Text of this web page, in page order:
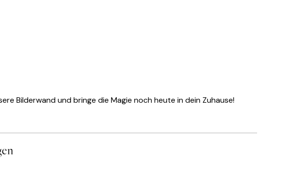
Bilderwand und bringe die Magie noch heute in dein Zuhause!